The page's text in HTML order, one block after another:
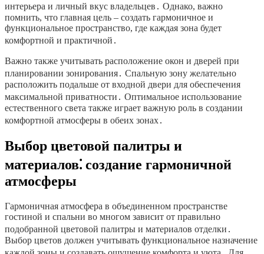
интерьера и личный вкус владельцев․ Однако, важно
помнить, что главная цель – создать гармоничное и
функциональное пространство, где каждая зона будет
комфортной и практичной․
Важно также учитывать расположение окон и дверей при
планировании зонирования․ Спальную зону желательно
расположить подальше от входной двери для обеспечения
максимальной приватности․ Оптимальное использование
естественного света также играет важную роль в создании
комфортной атмосферы в обеих зонах․
Выбор цветовой палитры и
материалов⁚ создание гармоничной
атмосферы
Гармоничная атмосфера в объединенном пространстве
гостиной и спальни во многом зависит от правильно
подобранной цветовой палитры и материалов отделки․
Выбор цветов должен учитывать функциональное назначение